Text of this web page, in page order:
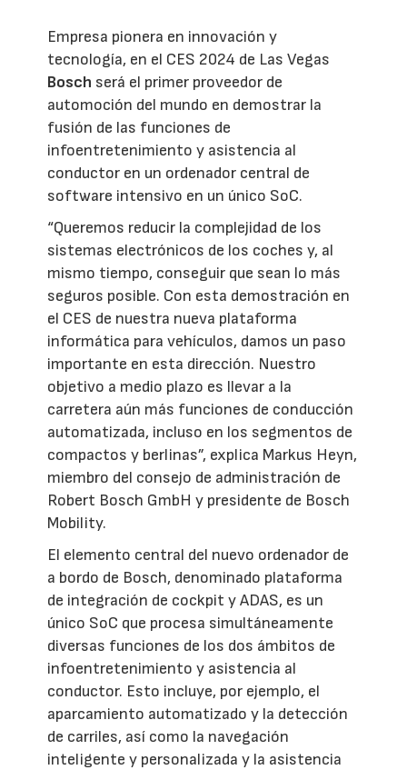
Empresa pionera en innovación y
tecnología, en el CES 2024 de Las Vegas
Bosch será el primer proveedor de
automoción del mundo en demostrar la
fusión de las funciones de
infoentretenimiento y asistencia al
conductor en un ordenador central de
software intensivo en un único SoC.
“Queremos reducir la complejidad de los
sistemas electrónicos de los coches y, al
mismo tiempo, conseguir que sean lo más
seguros posible. Con esta demostración en
el CES de nuestra nueva plataforma
informática para vehículos, damos un paso
importante en esta dirección. Nuestro
objetivo a medio plazo es llevar a la
carretera aún más funciones de conducción
automatizada, incluso en los segmentos de
compactos y berlinas”, explica Markus Heyn,
miembro del consejo de administración de
Robert Bosch GmbH y presidente de Bosch
Mobility.
El elemento central del nuevo ordenador de
a bordo de Bosch, denominado plataforma
de integración de cockpit y ADAS, es un
único SoC que procesa simultáneamente
diversas funciones de los dos ámbitos de
infoentretenimiento y asistencia al
conductor. Esto incluye, por ejemplo, el
aparcamiento automatizado y la detección
de carriles, así como la navegación
inteligente y personalizada y la asistencia